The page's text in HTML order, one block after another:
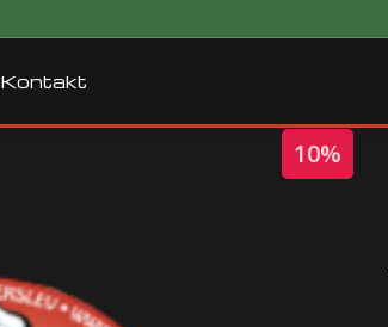
Kontakt
10%